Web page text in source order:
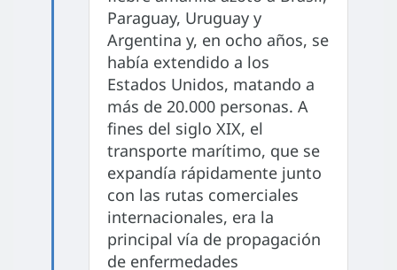
Paraguay, Uruguay y
Argentina y, en ocho años, se
había extendido a los
Estados Unidos, matando a
más de 20.000 personas. A
fines del siglo XIX, el
transporte marítimo, que se
expandía rápidamente junto
con las rutas comerciales
internacionales, era la
principal vía de propagación
de enfermedades